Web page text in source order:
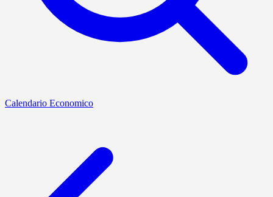
Calendario Economico